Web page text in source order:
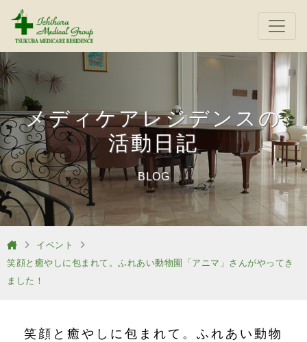
メディケアレジデンスの
活動日記
BLOG
イベント
笑顔と癒やしに包まれて。ふれあい動物園「アニマ」さんがやってき
ました！
笑顔と癒やしに包まれて。ふれあい動物